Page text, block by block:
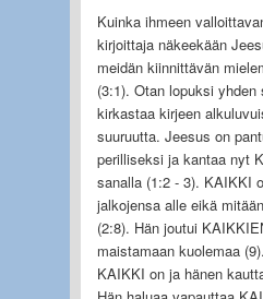
Kuinka ihmeen
kirjoittaja näkeekään
meidän kiinnittävän
(3:1). Otan lopuksi yhden
kirkastaa kirjeen
suuruutta. Jeesus on
perilliseksi ja kantaa nyt
sanalla (1:2 - 3). KAIKKI
jalkojensa alle eikä
(2:8). Hän joutui
maistamaan kuolemaa
KAIKKI on ja hänen